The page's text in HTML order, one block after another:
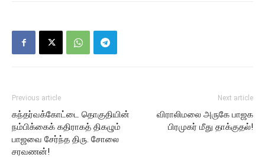
Previous article
கந்தர்வக்கோட்டை தொகுதியின்
நம்பிக்கைக் கதிராகத் திகழும்
பாஜவை சேர்ந்த திரு. சோலை
சரவணன்!
Next article
விராலிமலை அருகே பாஜக
பிரமுகர் மீது தாக்குதல்!